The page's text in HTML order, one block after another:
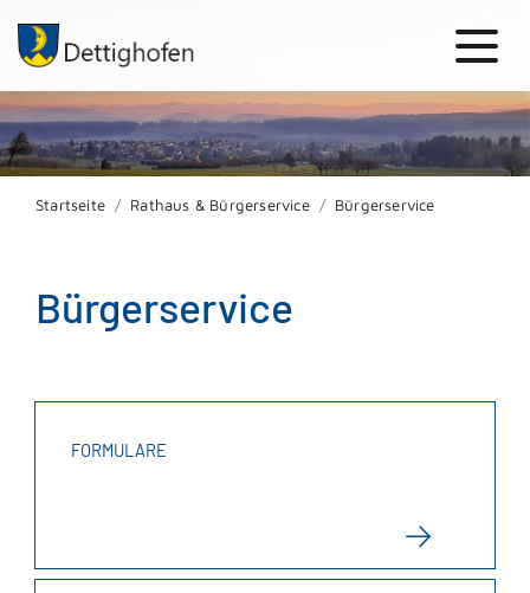
Startseite Rathaus & Bürgerservice Bürgerservice
Bürgerservice
FORMULARE